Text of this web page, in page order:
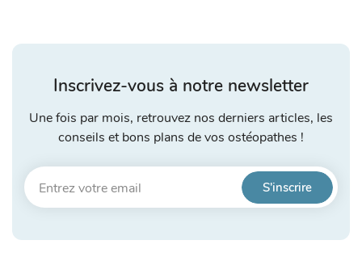
Inscrivez-vous à notre newsletter
Une fois par mois, retrouvez nos derniers articles, les
conseils et bons plans de vos ostéopathes !